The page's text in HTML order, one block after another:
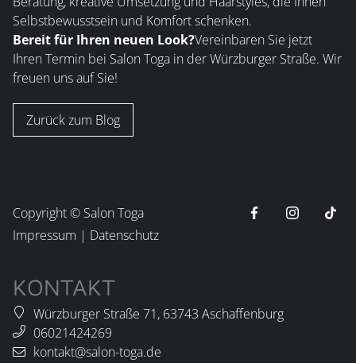
Selbstbewusstsein und Komfort schenken.
Bereit für Ihren neuen Look?Vereinbaren Sie jetzt
Ihren Termin bei Salon Toga in der Würzburger Straße. Wir
freuen uns auf Sie!
Zurück zum Blog
Copyright © Salon Toga
Impressum | Datenschutz
KONTAKT
Würzburger Straße 71, 63743 Aschaffenburg
06021424269
kontakt@salon-toga.de